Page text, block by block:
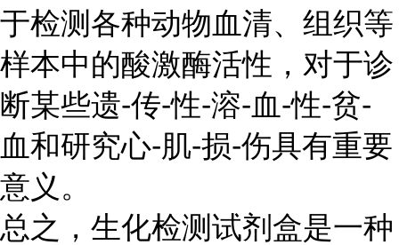
于检测各种动物血清、组织等
样本中的酸激酶活性，对于诊
断某些遗-传-性-溶-血-性-贫-
血和研究心-肌-损-伤具有重要
意义。
总之，生化检测试剂盒是一种